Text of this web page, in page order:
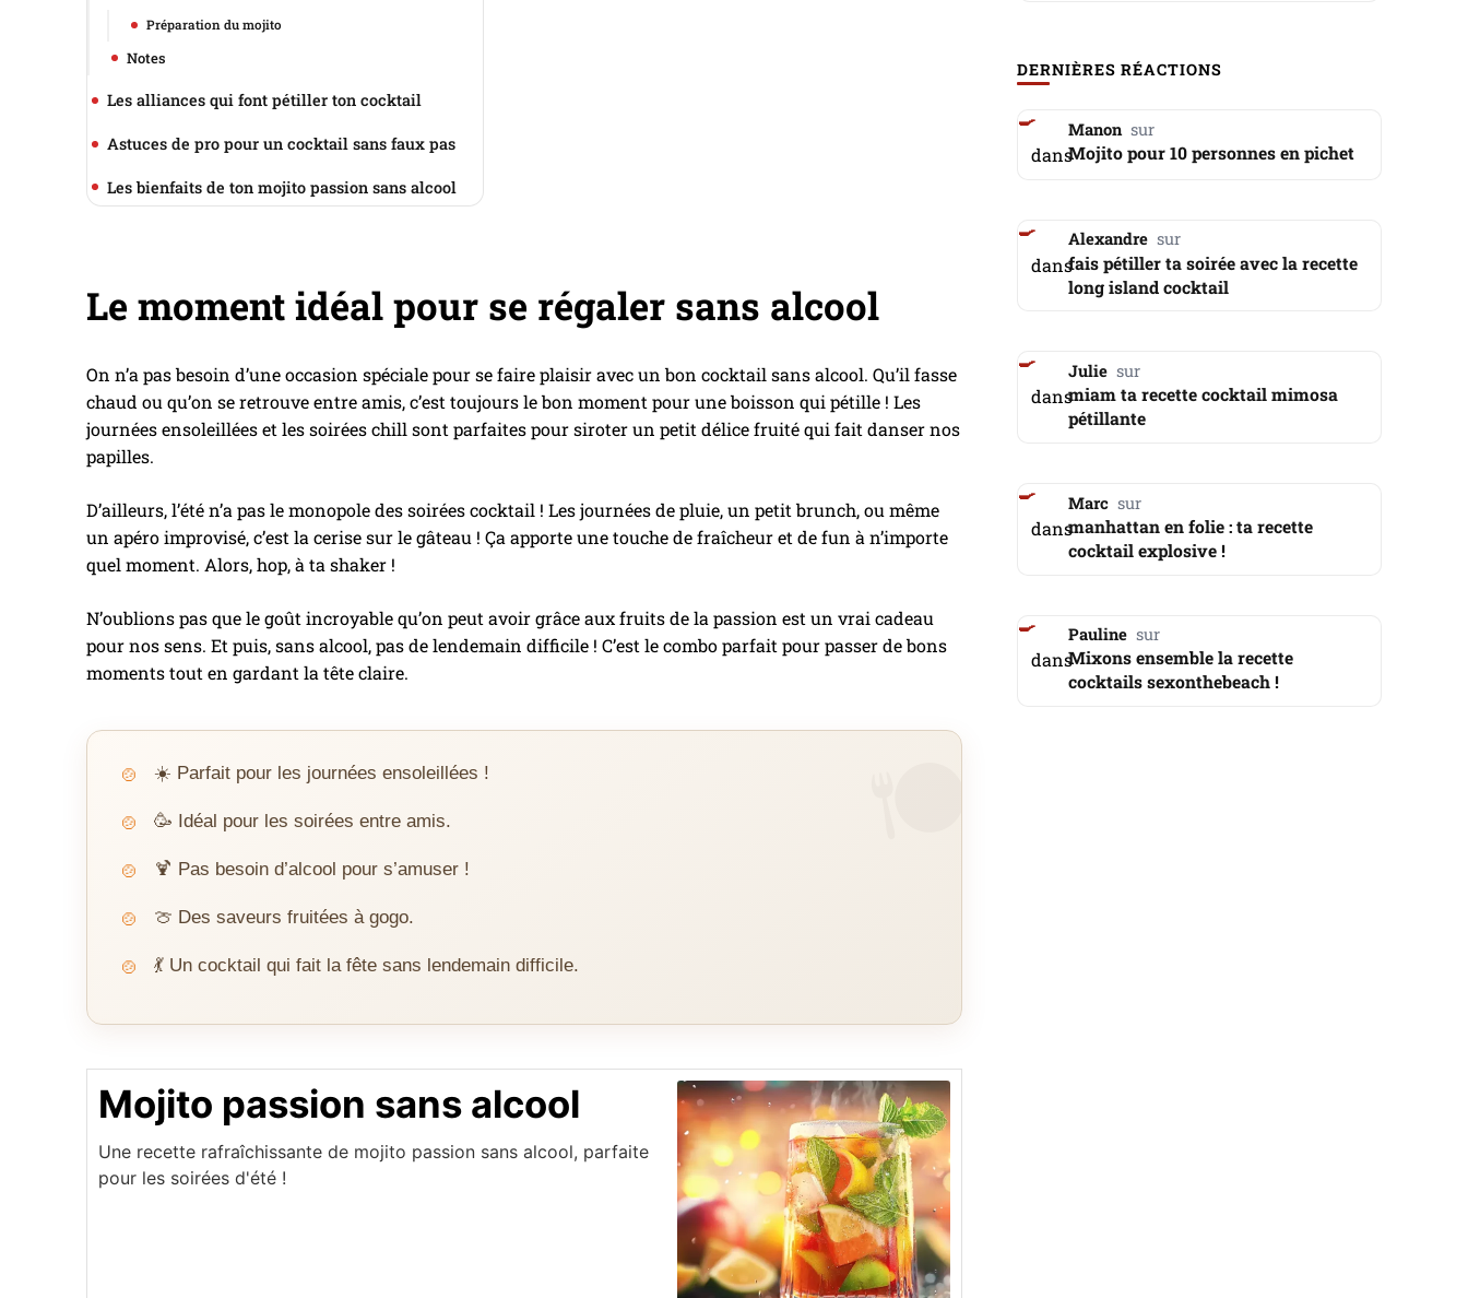
Préparation du mojito
Notes
Les alliances qui font pétiller ton cocktail
Astuces de pro pour un cocktail sans faux pas
Les bienfaits de ton mojito passion sans alcool
Le moment idéal pour se régaler sans alcool
On n’a pas besoin d’une occasion spéciale pour se faire plaisir avec un bon cocktail sans alcool. Qu’il fasse
chaud ou qu’on se retrouve entre amis, c’est toujours le bon moment pour une boisson qui pétille ! Les
journées ensoleillées et les soirées chill sont parfaites pour siroter un petit délice fruité qui fait danser nos
papilles.
D’ailleurs, l’été n’a pas le monopole des soirées cocktail ! Les journées de pluie, un petit brunch, ou même
un apéro improvisé, c’est la cerise sur le gâteau ! Ça apporte une touche de fraîcheur et de fun à n’importe
quel moment. Alors, hop, à ta shaker !
N’oublions pas que le goût incroyable qu’on peut avoir grâce aux fruits de la passion est un vrai cadeau
pour nos sens. Et puis, sans alcool, pas de lendemain difficile ! C’est le combo parfait pour passer de bons
moments tout en gardant la tête claire.
☀️ Parfait pour les journées ensoleillées !
🥳 Idéal pour les soirées entre amis.
🍹 Pas besoin d’alcool pour s’amuser !
🍈 Des saveurs fruitées à gogo.
💃 Un cocktail qui fait la fête sans lendemain difficile.
Mojito passion sans alcool
Une recette rafraîchissante de mojito passion sans alcool, parfaite
pour les soirées d'été !
DERNIÈRES RÉACTIONS
Manon
dansMojito pour 10 personnes en pichet
Alexandre
dansfais pétiller ta soirée avec la recette
long island cocktail
Julie
dansmiam ta recette cocktail mimosa
pétillante
Marc
dansmanhattan en folie : ta recette
cocktail explosive !
Pauline
dansMixons ensemble la recette
cocktails sexonthebeach !